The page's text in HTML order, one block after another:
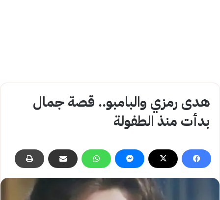
هدى رمزي والبامبو.. قصة جمال
بدأت منذ الطفولة